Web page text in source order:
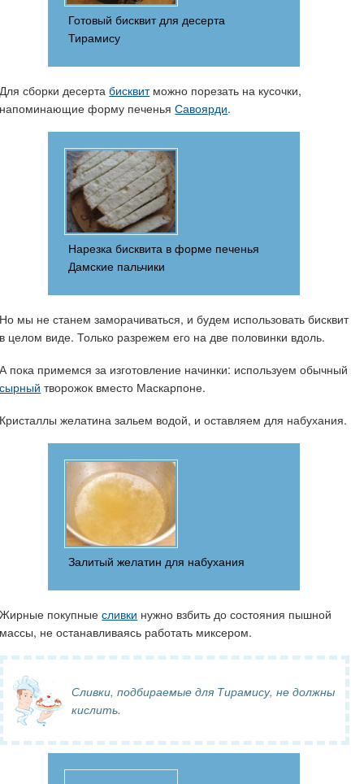
Готовый бисквит для десерта
Тирамису
Для сборки десертабисквитможно порезать на кусочки,
напоминающие форму печеньяСавоярди.
Нарезка бисквита в форме печенья
Дамские пальчики
Но мы не станем заморачиваться, и будем использовать бисквит
в целом виде. Только разрежем его на две половинки вдоль.
А пока примемся за изготовление начинки: используем обычный
сырный творожок вместо Маскарпоне.
Кристаллы желатина зальем водой, и оставляем для набухания.
Залитый желатин для набухания
Жирные покупныесливки нужно взбить до состояния пышной
массы, не останавливаясь работать миксером.
Сливки, подбираемые для Тирамису, не должны
кислить.